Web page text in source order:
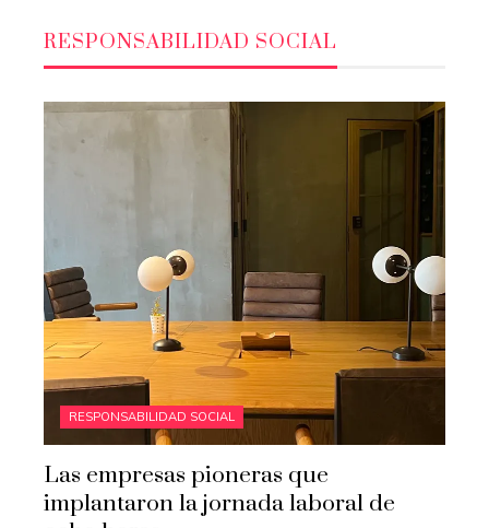
RESPONSABILIDAD SOCIAL
RESPONSABILIDAD SOCIAL
Las empresas pioneras que
implantaron la jornada laboral de